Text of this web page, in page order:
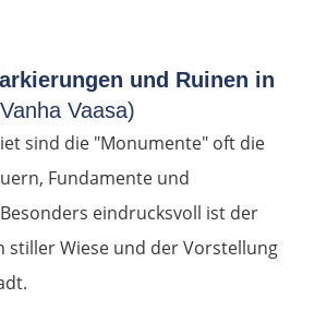
und Ruinen in
Vaasa)
sind die "Monumente" oft die
Fundamente und
eindrucksvoll ist der
stiller Wiese und der Vorstellung